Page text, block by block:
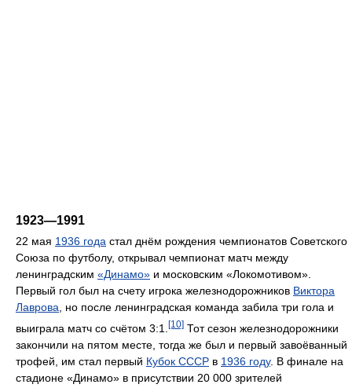
1923—1991
22 мая 1936 года стал днём рождения чемпионатов Советского
Союза по футболу, открывал чемпионат матч между
ленинградским «Динамо» и московским «Локомотивом».
Первый гол был на счету игрока железнодорожников Виктора
Лаврова , но после ленинградская команда забила три гола и
выиграла матч со счётом 3:1. [10] Тот сезон железнодорожники
закончили на пятом месте, тогда же был и первый завоёванный
трофей, им стал первый Кубок СССР в 1936 году. В финале на
стадионе «Динамо» в присутствии 20 000 зрителей